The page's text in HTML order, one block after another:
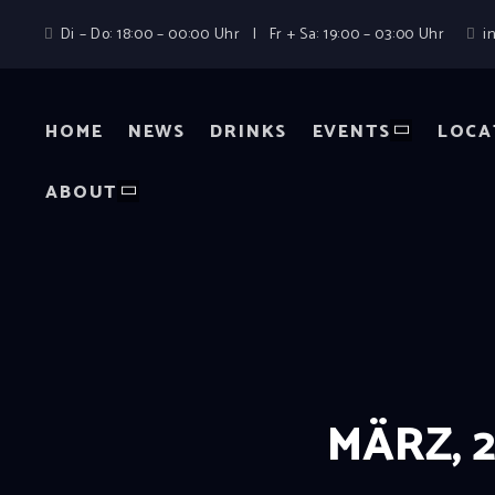
Di – Do: 18:00 – 00:00 Uhr | Fr + Sa: 19:00 – 03:00 Uhr
HOME NEWS DRINKS EVENTS
ABOUT
MÄRZ,